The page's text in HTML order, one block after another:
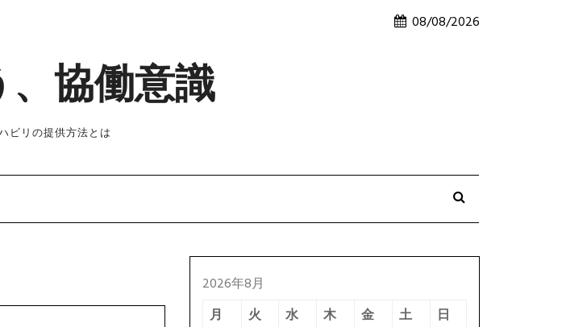
08/08/2026
協働意識
ビリの提供方法とは
2026年8月
月
火 水 木 金 土
日